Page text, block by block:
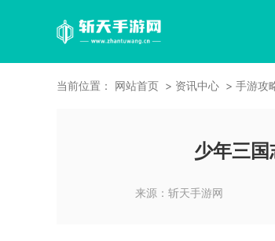
当前位置： 网站首页 资讯中心 手游攻
少年三
来源： 斩天手游网